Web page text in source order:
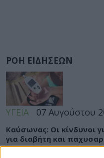
ΡΟΗ ΕΙΔΗΣΕΩΝ
ΥΓΕΙΑ 07 Αυγούστου
Καύσωνας: Οι κίνδυνοι
για διαβήτη και